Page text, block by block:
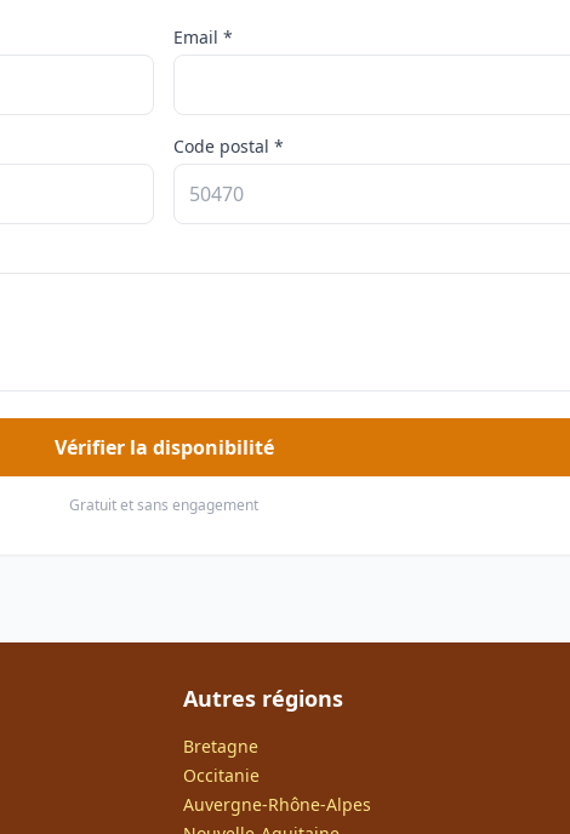
Email *
Code postal *
Vérifier la disponibilité
Gratuit et sans engagement
Autres régions
Bretagne
Occitanie
Auvergne-Rhône-Alpes